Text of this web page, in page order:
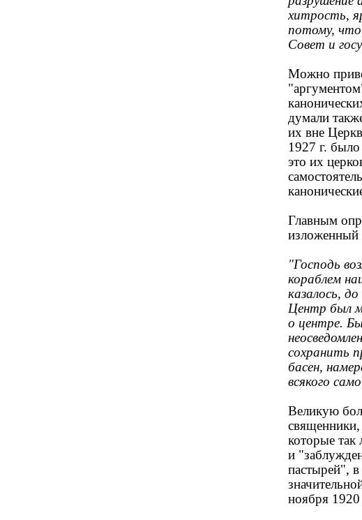
хитрость,
потому,
Совет и
Можно
думали
их вне
1927 г.
это их
Главным
изложенный
"Господь
кораблем
казалось,
Центр был
о центре.
сохранить
басен,
всякого
Великую
священники,
которые так
и
пастырей",
ноября